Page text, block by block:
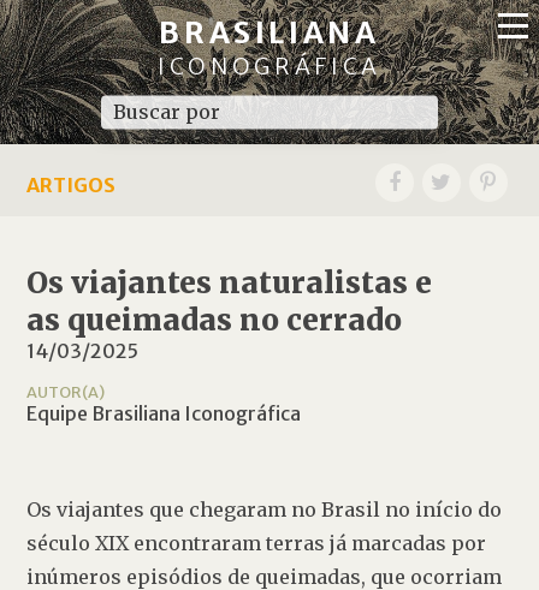
BRASILIANA
ICONOGRÁFICA
ARTIGOS
Os viajantes naturalistas e
as queimadas no cerrado
14/03/2025
AUTOR(A)
Equipe Brasiliana Iconográfica
Os viajantes que chegaram no Brasil no início do
século XIX encontraram terras já marcadas por
inúmeros episódios de queimadas, que ocorriam